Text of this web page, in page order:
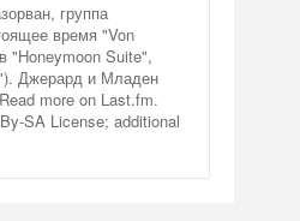
группа
время "Von
"Honeymoon Suite",
Джерард и Младен
more on Last.fm.
SA License; additional